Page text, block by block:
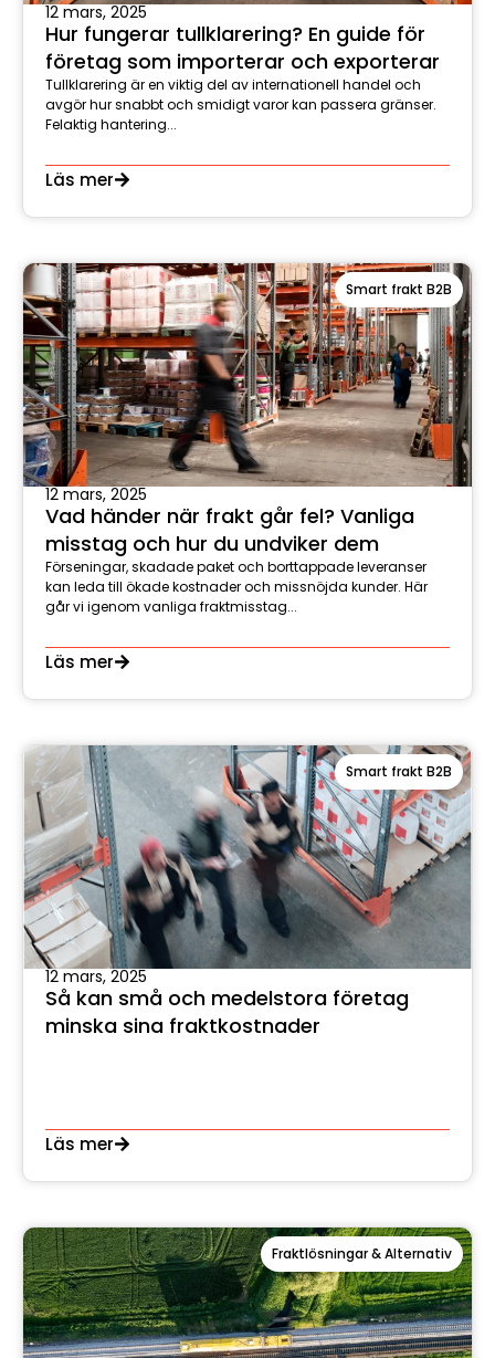
12 mars, 2025
Hur fungerar tullklarering? En guide för
företag som importerar och exporterar
Tullklarering är en viktig del av internationell handel och
avgör hur snabbt och smidigt varor kan passera gränser.
Felaktig hantering...
Läs mer
Smart frakt B2B
12 mars, 2025
Vad händer när frakt går fel? Vanliga
misstag och hur du undviker dem
Förseningar, skadade paket och borttappade leveranser
kan leda till ökade kostnader och missnöjda kunder. Här
går vi igenom vanliga fraktmisstag...
Läs mer
Smart frakt B2B
12 mars, 2025
Så kan små och medelstora företag
minska sina fraktkostnader
Läs mer
Fraktlösningar & Alternativ